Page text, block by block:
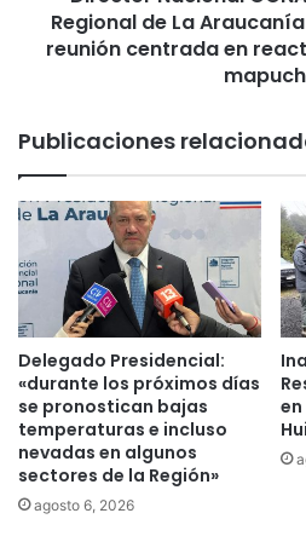
a
u
i
v
i
s
l
l
C
O
N
D
I
y
b
e
r
n
a
Regional de La
reunión centrada en
Publicaciones
Delegado Presidencial:
«durante los próximos días
se pronostican bajas
temperaturas e incluso
nevadas en algunos
sectores de la Región»
agosto 6, 2026